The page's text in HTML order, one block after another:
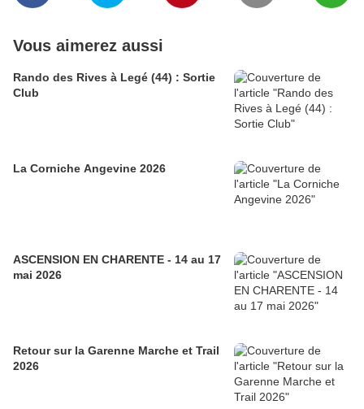
Vous aimerez aussi
Rando des Rives à Legé (44) : Sortie
Club
La Corniche Angevine 2026
ASCENSION EN CHARENTE - 14 au 17
mai 2026
Retour sur la Garenne Marche et Trail
2026